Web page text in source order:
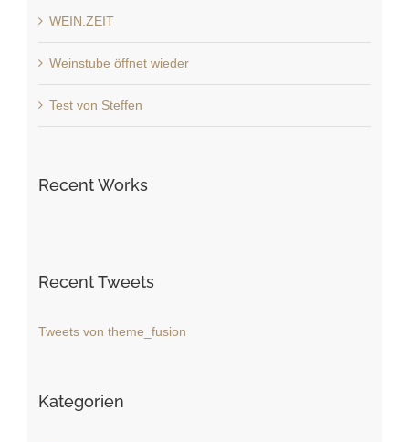
WEIN.ZEIT
Weinstube öffnet wieder
Test von Steffen
Recent Works
Recent Tweets
Tweets von theme_fusion
Kategorien